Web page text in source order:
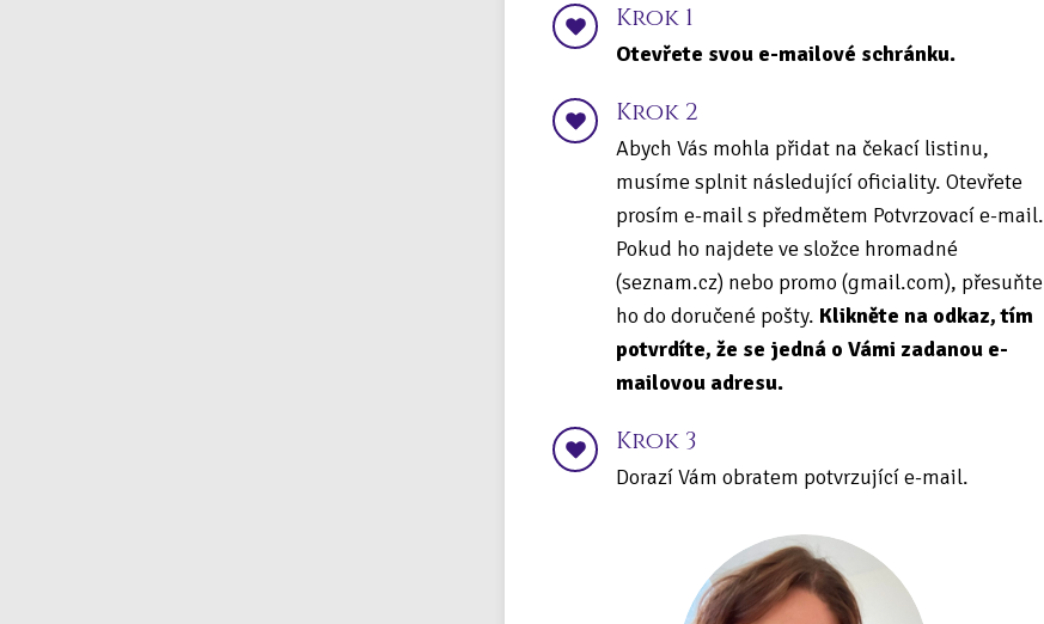
Krok 1
Otevřete svou e-mailové schránku.
Krok 2
Abych Vás mohla přidat na čekací listinu,
musíme splnit následující oficiality. Otevřete
prosím e-mail s předmětem Potvrzovací e-mail.
Pokud ho najdete ve složce hromadné
(seznam.cz) nebo promo (gmail.com), přesuňte
ho do doručené pošty. Klikněte na odkaz, tím
potvrdíte, že se jedná o Vámi zadanou e-
mailovou adresu.
Krok 3
Dorazí Vám obratem potvrzující e-mail.